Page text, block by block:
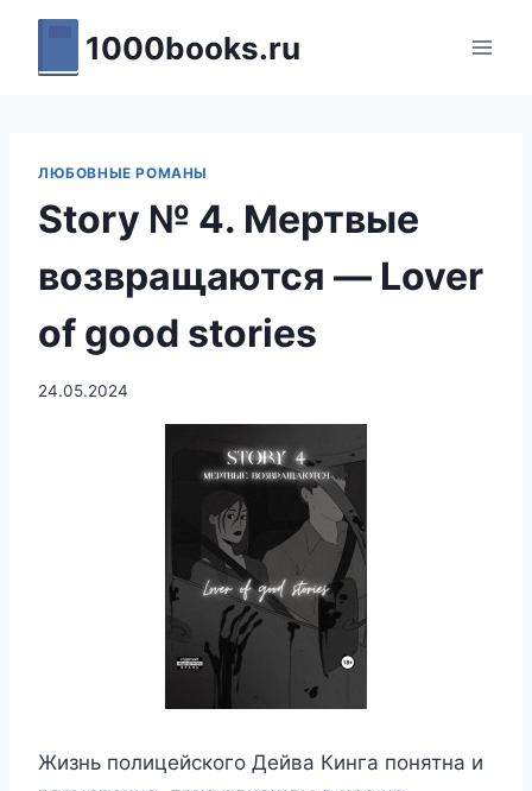
Перейти
содержимому
1000books.ru
ЛЮБОВНЫЕ РОМАНЫ
Story № 4. Мертвые
возвращаются — Lover
of good stories
24.05.2024
Жизнь полицейского Дейва Кинга понятна и